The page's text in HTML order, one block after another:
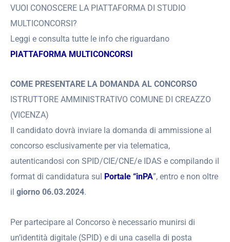
VUOI CONOSCERE LA PIATTAFORMA DI STUDIO
MULTICONCORSI?
Leggi e consulta tutte le info che riguardano
PIATTAFORMA MULTICONCORSI
COME PRESENTARE LA DOMANDA AL CONCORSO
ISTRUTTORE AMMINISTRATIVO COMUNE DI CREAZZO
(VICENZA)
Il candidato dovrà inviare la domanda di ammissione al
concorso esclusivamente per via telematica,
autenticandosi con SPID/CIE/CNE/e IDAS e compilando il
format di candidatura sul
Portale “inPA”, entro e non oltre
il giorno 06.03.2024.
Per partecipare al Concorso è necessario munirsi di
un’identità digitale (SPID) e di una casella di posta